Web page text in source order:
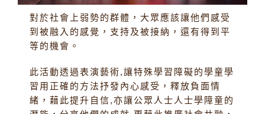
對於社會上弱勢的群體，大眾應該讓他們感受
到被融入的感覺，支持及被接納，還有得到平
等的機會。
此活動透過表演藝術,讓特殊學習障礙的學童學
習用正確的方法抒發內心感受，釋放負面情
緒，藉此提升自信,亦讓公眾人士人士學障童的